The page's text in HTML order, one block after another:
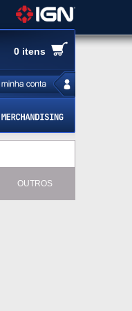
0 itens
OUTROS